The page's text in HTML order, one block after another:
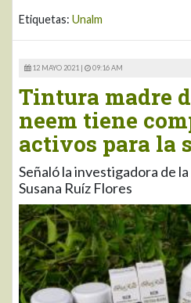
Etiquetas: Unalm
12 MAYO 2021 | 09:16 AM
Tintura madre
neem tiene
activos para la
Señaló la investigadora de
Susana Ruíz Flores